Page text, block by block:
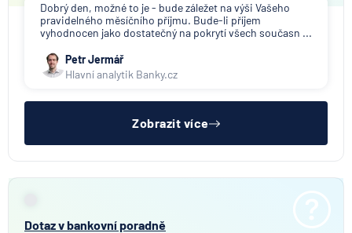
Dobrý den, možné to je - bude záležet na výši Vašeho
pravidelného měsíčního příjmu. Bude-li příjem
vyhodnocen jako dostatečný na pokrytí všech současn ...
Petr Jermář
Hlavní analytik Banky.cz
Zobrazit více
Dotaz v bankovní poradně